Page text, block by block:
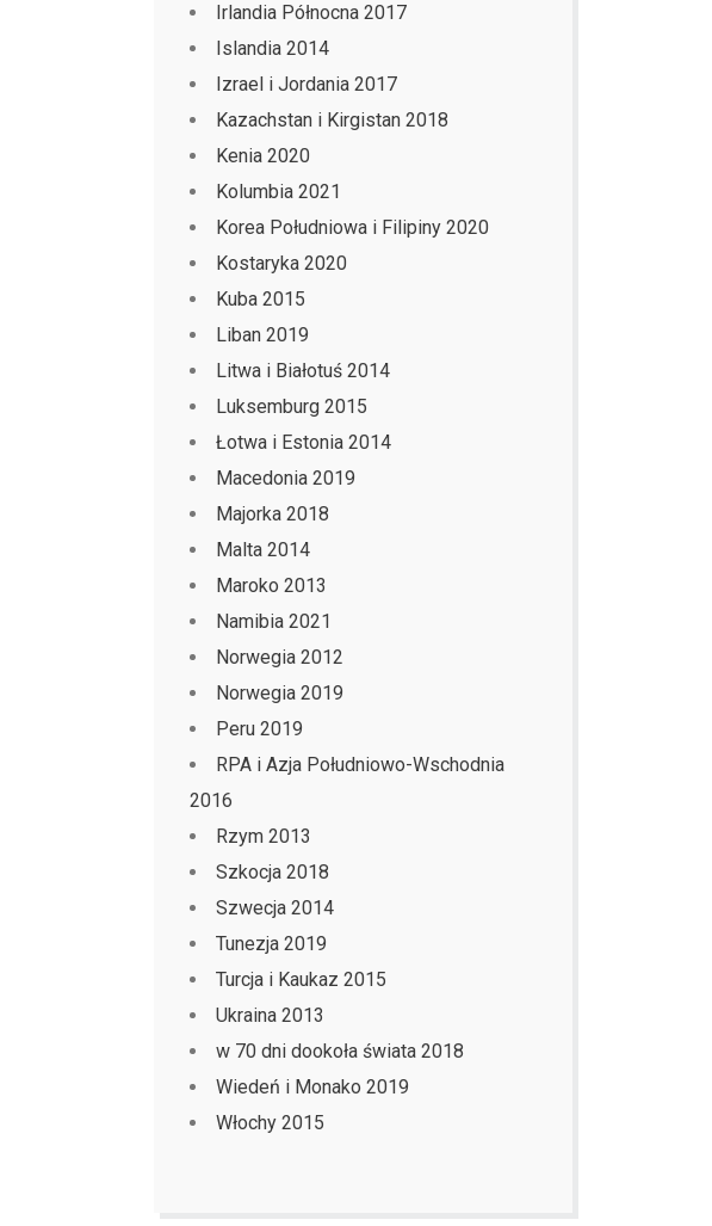
Irlandia Północna 2017
Islandia 2014
Izrael i Jordania 2017
Kazachstan i Kirgistan 2018
Kenia 2020
Kolumbia 2021
Korea Południowa i Filipiny 2020
Kostaryka 2020
Kuba 2015
Liban 2019
Litwa i Białotuś 2014
Luksemburg 2015
Łotwa i Estonia 2014
Macedonia 2019
Majorka 2018
Malta 2014
Maroko 2013
Namibia 2021
Norwegia 2012
Norwegia 2019
Peru 2019
RPA i Azja Południowo-Wschodnia
2016
Rzym 2013
Szkocja 2018
Szwecja 2014
Tunezja 2019
Turcja i Kaukaz 2015
Ukraina 2013
w 70 dni dookoła świata 2018
Wiedeń i Monako 2019
Włochy 2015